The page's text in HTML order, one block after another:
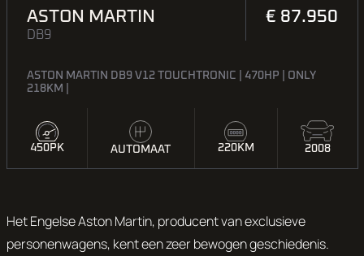
ASTON MARTIN
DB9
€ 87.950
ASTON MARTIN DB9 V12 TOUCHTRONIC | 470HP | ONLY
218KM |
450PK AUTOMAAT 220KM 2008
Het Engelse Aston Martin, producent van exclusieve
personenwagens, kent een zeer bewogen geschiedenis.